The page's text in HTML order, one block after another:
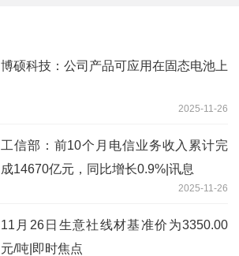
博硕科技：公司产品可应用在固态电池上
2025-11-26
工信部：前10个月电信业务收入累计完
成14670亿元，同比增长0.9%|讯息
2025-11-26
11月26日生意社线材基准价为3350.00
元/吨|即时焦点